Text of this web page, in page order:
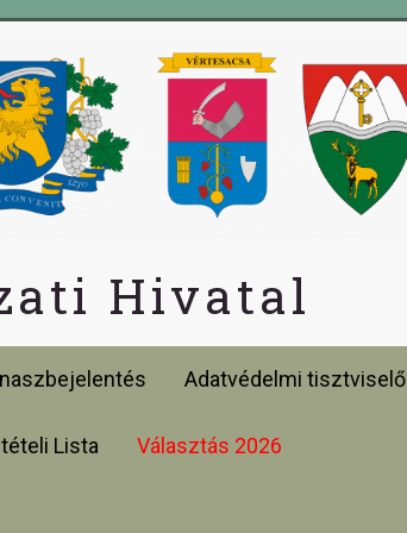
Hivatal
Adatvédelmi tisztviselő
Lista Választás 2026